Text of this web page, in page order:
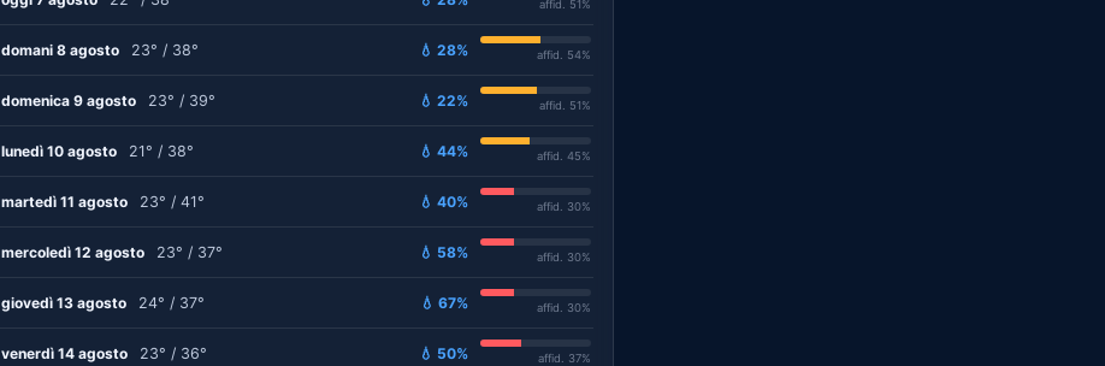
affid. 51%
domani 8 agosto 23° / 38° 💧 28% affid. 54%
domenica 9 agosto 23° / 39° 💧 22% affid. 51%
lunedì 10 agosto 21° / 38° 💧 44% affid. 45%
martedì 11 agosto 23° / 41° 💧 40% affid. 30%
mercoledì 12 agosto 23° / 37° 💧 58% affid. 30%
giovedì 13 agosto 24° / 37° 💧 67% affid. 30%
venerdì 14 agosto 23° / 36° 💧 50% affid. 37%